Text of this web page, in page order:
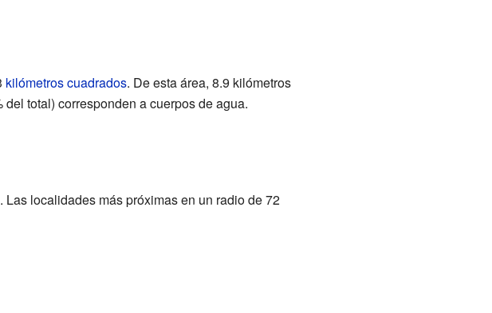
kilómetros cuadrados. De esta área, 8.9 kilómetros
total) corresponden a cuerpos de agua.
localidades más próximas en un radio de 72